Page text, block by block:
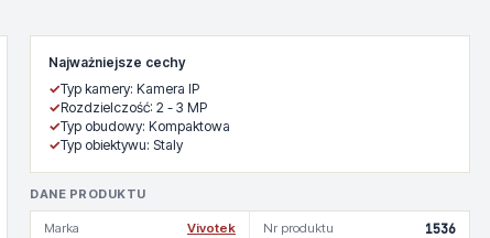
Najważniejsze cechy
✓Typ kamery: Kamera IP
✓Rozdzielczość: 2 - 3 MP
✓Typ obudowy: Kompaktowa
✓Typ obiektywu: Staly
DANE PRODUKTU
Marka Vivotek Nr produktu 1536